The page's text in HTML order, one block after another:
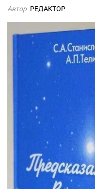
Автор РЕДАКТОР